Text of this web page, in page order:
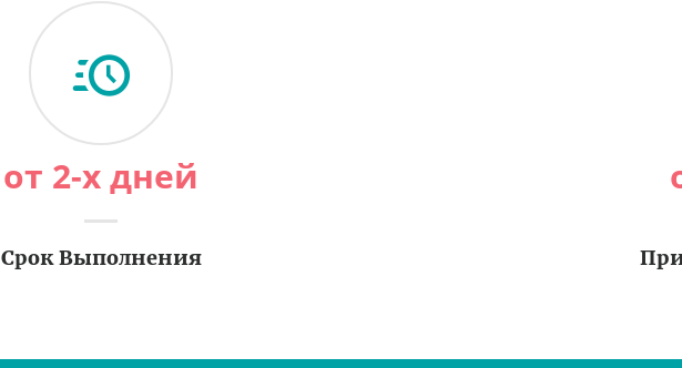
от 2-х дней
Срок Выполнения